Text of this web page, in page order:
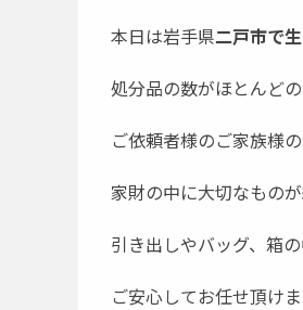
本日は岩手県二戸市で
処分品の数がほとんどの
ご依頼者様のご家族様
家財の中に大切なもの
引き出しやバッグ、箱
ご安心してお任せ頂けま